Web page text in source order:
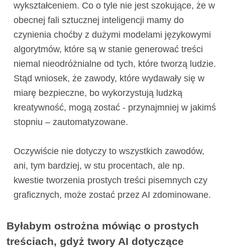
wykształceniem. Co o tyle nie jest szokujące, że w
obecnej fali sztucznej inteligencji mamy do
czynienia choćby z dużymi modelami językowymi
algorytmów, które są w stanie generować treści
niemal nieodróżnialne od tych, które tworzą ludzie.
Stąd wniosek, że zawody, które wydawały się w
miarę bezpieczne, bo wykorzystują ludzką
kreatywność, mogą zostać - przynajmniej w jakimś
stopniu – zautomatyzowane.
Oczywiście nie dotyczy to wszystkich zawodów,
ani, tym bardziej, w stu procentach, ale np.
kwestie tworzenia prostych treści pisemnych czy
graficznych, może zostać przez AI zdominowane.
Byłabym ostrożna mówiąc o prostych
treściach, gdyż twory AI dotyczące